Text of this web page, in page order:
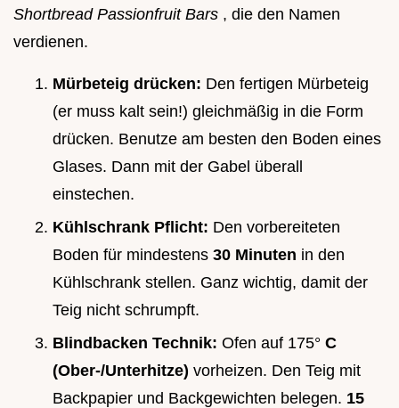
Shortbread Passionfruit Bars , die den Namen
verdienen.
Mürbeteig drücken: Den fertigen Mürbeteig
(er muss kalt sein!) gleichmäßig in die Form
drücken. Benutze am besten den Boden eines
Glases. Dann mit der Gabel überall
einstechen.
Kühlschrank Pflicht: Den vorbereiteten
Boden für mindestens 30 Minuten in den
Kühlschrank stellen. Ganz wichtig, damit der
Teig nicht schrumpft.
Blindbacken Technik: Ofen auf 175° C
(Ober-/Unterhitze) vorheizen. Den Teig mit
Backpapier und Backgewichten belegen. 15